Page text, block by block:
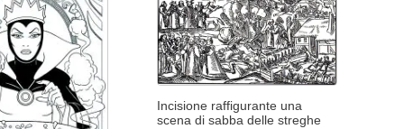
Incisione raffigurante una
scena di sabba delle streghe